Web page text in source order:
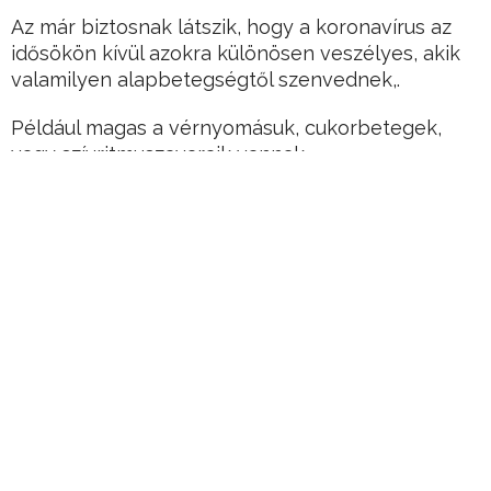
Az már biztosnak látszik, hogy a koronavírus az
idősökön kívül azokra különösen veszélyes, akik
valamilyen alapbetegségtől szenvednek,.
Például magas a vérnyomásuk, cukorbetegek,
vagy szívritmuszavaraik vannak.